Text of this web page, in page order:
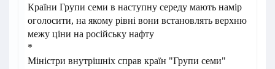
Країни Групи семи в наступну середу мають намір
оголосити, на якому рівні вони встановлять верхню
межу ціни на російську нафту
*
Міністри внутрішніх справ країн "Групи семи"